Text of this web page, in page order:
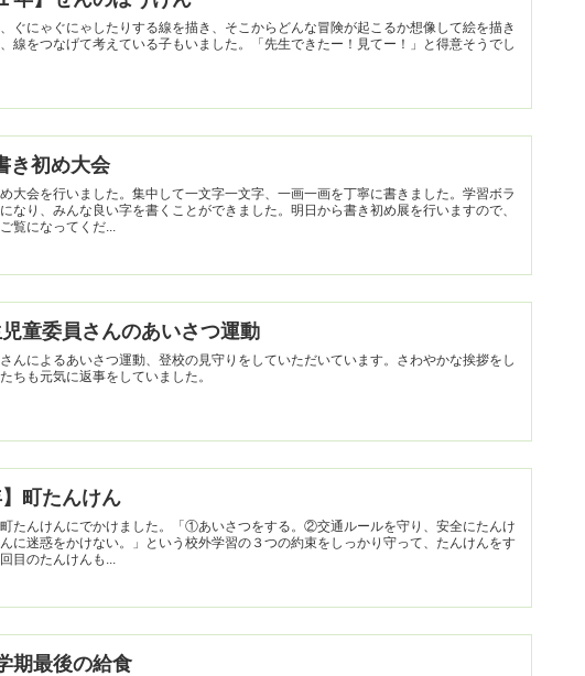
ぐにゃぐにゃしたりする線を描き、そこからどんな冒険が起こるか想像して絵を描き
線をつなげて考えている子もいました。「先生できたー！見てー！」と得意そうでし
初め大会
大会を行いました。集中して一文字一文字、一画一画を丁寧に書きました。学習ボラ
なり、みんな良い字を書くことができました。明日から書き初め展を行いますので、
覧になってくだ...
童委員さんのあいさつ運動
んによるあいさつ運動、登校の見守りをしていただいています。さわやかな挨拶をし
ちも元気に返事をしていました。
町たんけん
たんけんにでかけました。「①あいさつをする。②交通ルールを守り、安全にたんけ
に迷惑をかけない。」という校外学習の３つの約束をしっかり守って、たんけんをす
目のたんけんも...
期最後の給食